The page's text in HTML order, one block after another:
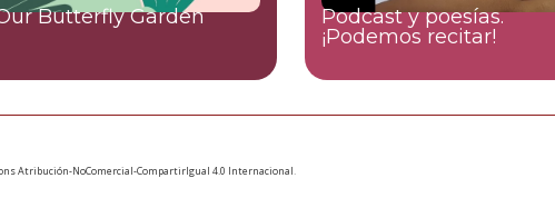
Butterfly Garden
Podcast y poesías.
¡Podemos recitar!
Atribución-NoComercial-CompartirIgual 4.0 Internacional.